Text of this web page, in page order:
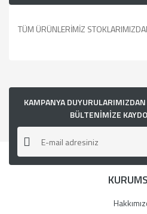
TÜM ÜRÜNLERİMİZ
kullanarak tarafımıza iletebilirsiniz.
Görüş ve önerileriniz için teşekkür
Ürün resmi kalitesiz, bozuk
Ürün açıklamasında eksik bilgiler
Ürün bilgilerinde hatalar
Ürün fiyatı diğer sitelerden daha
KAMPANYA
BÜLTENİMİZE